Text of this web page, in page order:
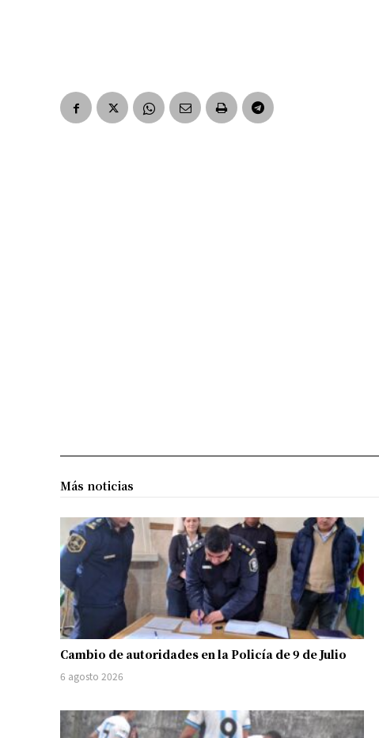
Más noticias
Cambio de autoridades en la Policía de 9 de Julio
6 agosto 2026